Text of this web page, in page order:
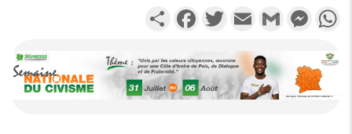
PartagerFacebookTwitterEmail Gmail